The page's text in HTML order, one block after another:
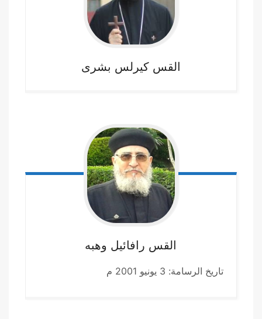
القس كيرلس بشرى
القس رافائيل وهبه
تاريخ الرسامة: 3 يونيو 2001 م